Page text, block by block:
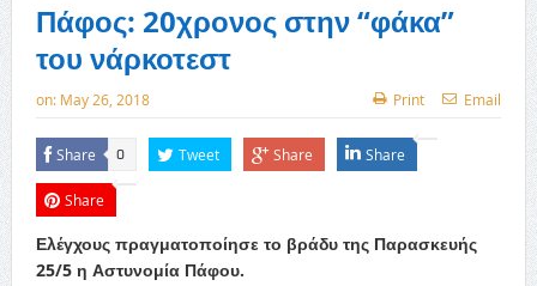
Πάφος: 20χρονος στην “φάκα”
του νάρκοτεστ
on: May 26, 2018 Print Email
Share 0 Tweet Share Share
Share
Ελέγχους πραγματοποίησε το βράδυ της Παρασκευής
25/5 η Αστυνομία Πάφου.